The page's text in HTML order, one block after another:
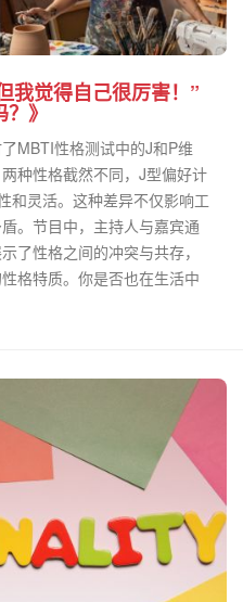
我觉得自己很厉害！”
》
MBTI性格测试中的J和P维
种性格截然不同，J型偏好计
和灵活。这种差异不仅影响工
。节目中，主持人与嘉宾通
了性格之间的冲突与共存，
格特质。你是否也在生活中